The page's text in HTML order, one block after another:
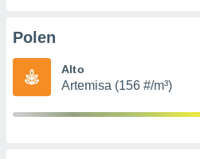
e
mediante
publicidad
Polen
Alto
Artemisa (156 #/m³)